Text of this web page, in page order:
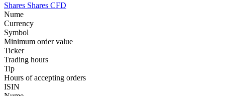
Shares Shares CFD
Nume
Currency
Symbol
Minimum order value
Ticker
Trading hours
Tip
Hours of accepting orders
ISIN